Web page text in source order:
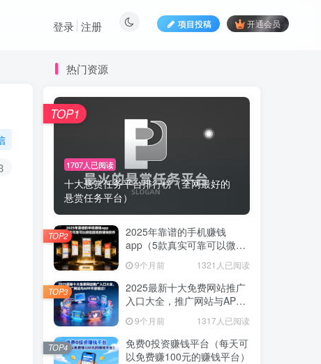
项目投稿 开通会员
登录 注册
热门资源
1707人已阅读
十大悬赏任务平台排行榜（全网最好的
悬赏任务平台）
TOP1
2025年靠谱的手机赚钱
app（5款真实可靠可以微信
9个月前 1321人已阅读
TOP2
2025最新十大免费网站推广
入口大全，推广网站与APP
9个月前 1317人已阅读
TOP3
免费0投资赚钱平台（每天可
以免费赚100元的赚钱平台）
TOP4